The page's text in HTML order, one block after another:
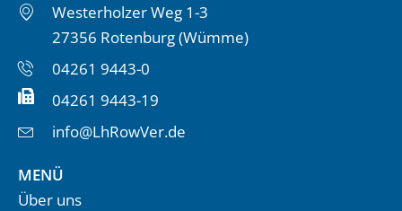
Westerholzer Weg 1-3
27356 Rotenburg (Wümme)
04261 9443-0
04261 9443-19
info@LhRowVer.de
MENÜ
Über uns